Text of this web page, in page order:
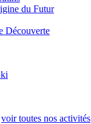
du Futur
Découverte
voir toutes nos activités